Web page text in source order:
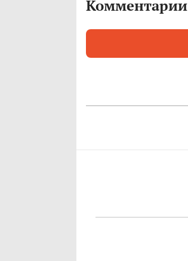
Комментарии